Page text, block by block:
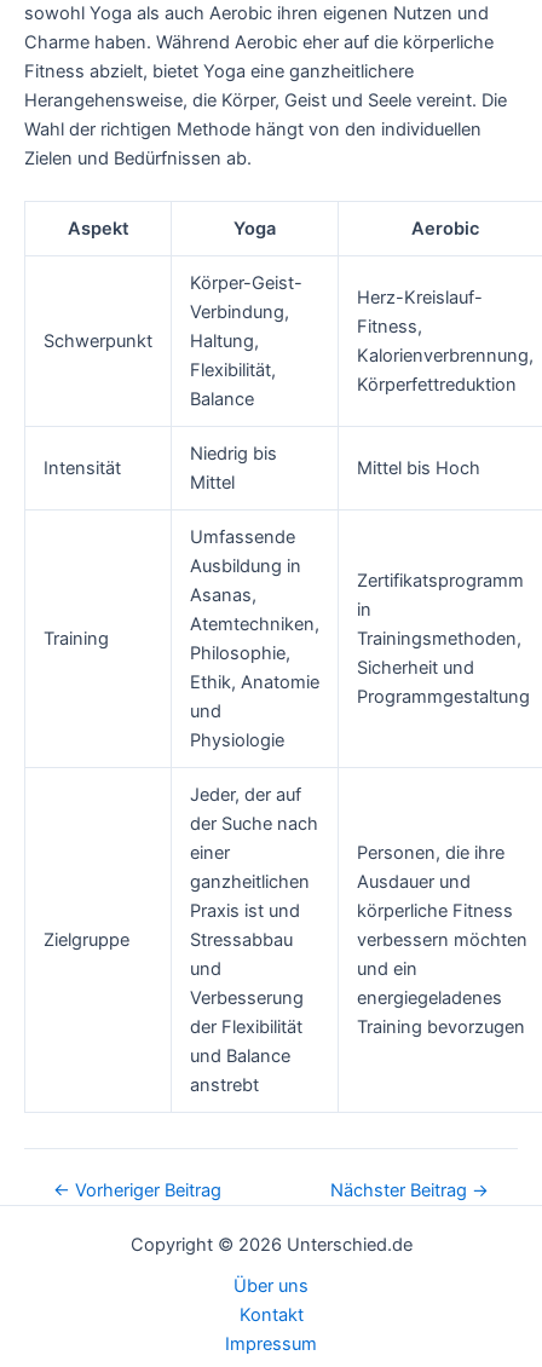
sowohl Yoga als auch Aerobic ihren eigenen Nutzen und
Charme haben. Während Aerobic eher auf die körperliche
Fitness abzielt, bietet Yoga eine ganzheitlichere
Herangehensweise, die Körper, Geist und Seele vereint. Die
Wahl der richtigen Methode hängt von den individuellen
Zielen und Bedürfnissen ab.
Aspekt Yoga Aerobic
Schwerpunkt
Körper-Geist-
Verbindung,
Haltung,
Flexibilität,
Balance
Herz-Kreislauf-
Fitness,
Kalorienverbrennung,
Körperfettreduktion
Intensität
Niedrig bis
Mittel
Mittel bis Hoch
Training
Umfassende
Ausbildung in
Asanas,
Atemtechniken,
Philosophie,
Ethik, Anatomie
und
Physiologie
Zertifikatsprogramm
in
Trainingsmethoden,
Sicherheit und
Programmgestaltung
Zielgruppe
Jeder, der auf
der Suche nach
einer
ganzheitlichen
Praxis ist und
Stressabbau
und
Verbesserung
der Flexibilität
und Balance
anstrebt
Personen, die ihre
Ausdauer und
körperliche Fitness
verbessern möchten
und ein
energiegeladenes
Training bevorzugen
Post← Vorheriger Beitrag Nächster Beitrag →
Copyright © 2026 Unterschied.de
Über uns
Kontakt
Impressum